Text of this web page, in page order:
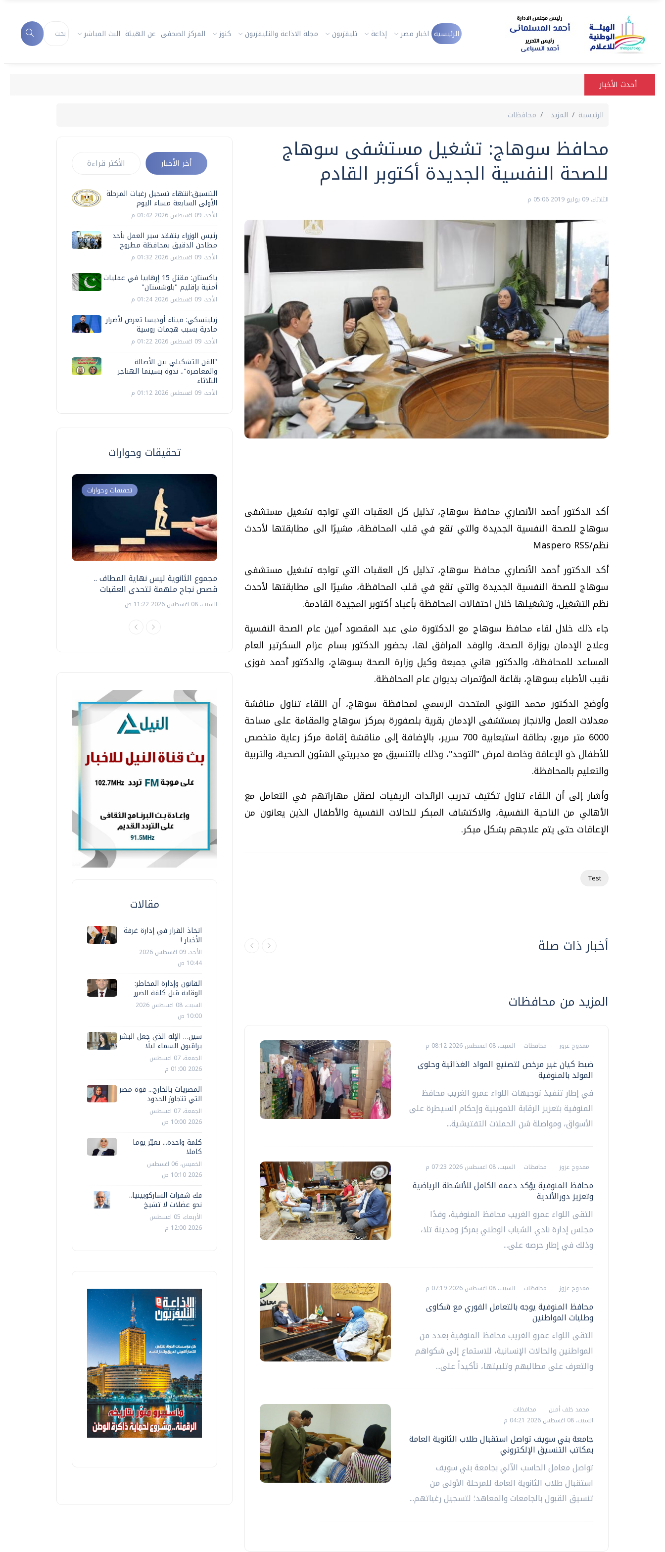
الرئيسية اخبار مصر إذاعة تليفزيون مجلة الاذاعة والتليفزيون كنوز المركز الصحفى عن الهيئة البث المباشر
أحدث الأخبار
الرئيسية المزيد محافظات
محافظ سوهاج: تشغيل مستشفى سوهاج
للصحة النفسية الجديدة أكتوبر القادم
الثلاثاء، 09 يوليو 2019 05:06 م
أكد الدكتور أحمد الأنصاري محافظ سوهاج، تذليل كل العقبات التي تواجه تشغيل مستشفى
سوهاج للصحة النفسية الجديدة والتي تقع في قلب المحافظة، مشيرًا الى مطابقتها لأحدث
نظم/Maspero RSS
أكد الدكتور أحمد الأنصاري محافظ سوهاج، تذليل كل العقبات التي تواجه تشغيل مستشفى
سوهاج للصحة النفسية الجديدة والتي تقع في قلب المحافظة، مشيرًا الى مطابقتها لأحدث
نظم التشغيل، وتشغيلها خلال احتفالات المحافظة بأعياد أكتوبر المجيدة القادمة.
جاء ذلك خلال لقاء محافظ سوهاج مع الدكتورة منى عبد المقصود أمين عام الصحة النفسية
وعلاج الإدمان بوزارة الصحة، والوفد المرافق لها، بحضور الدكتور بسام عزام السكرتير العام
المساعد للمحافظة، والدكتور هاني جميعة وكيل وزارة الصحة بسوهاج، والدكتور أحمد فوزى
نقيب الأطباء بسوهاج، بقاعة المؤتمرات بديوان عام المحافظة.
وأوضح الدكتور محمد التوني المتحدث الرسمي لمحافظة سوهاج، أن اللقاء تناول مناقشة
معدلات العمل والانجاز بمستشفى الإدمان بقرية بلصفورة بمركز سوهاج والمقامة على مساحة
6000 متر مربع، بطاقة استيعابية 700 سرير، بالإضافة إلى مناقشة إقامة مركز رعاية متخصص
للأطفال ذو الإعاقة وخاصة لمرض "التوحد"، وذلك بالتنسيق مع مديريتي الشئون الصحية، والتربية
والتعليم بالمحافظة.
وأشار إلى أن اللقاء تناول تكثيف تدريب الرائدات الريفيات لصقل مهاراتهم في التعامل مع
الأهالي من الناحية النفسية، والاكتشاف المبكر للحالات النفسية والأطفال الذين يعانون من
الإعاقات حتى يتم علاجهم بشكل مبكر.
Test
أخبار ذات صلة
المزيد من محافظات
ممدوح عزوز محافظات السبت، 08 اغسطس 2026 08:12 م
ضبط كيان غير مرخص لتصنيع المواد الغذائية وحلوى
المولد بالمنوفية
في إطار تنفيذ توجيهات اللواء عمرو الغريب محافظ
المنوفية بتعزيز الرقابة التموينية وإحكام السيطرة على
الأسواق، ومواصلة شن الحملات التفتيشية...
ممدوح عزوز محافظات السبت، 08 اغسطس 2026 07:23 م
محافظ المنوفية يؤكد دعمه الكامل للأنشطة الرياضية
وتعزيز دورالأندية
التقى اللواء عمرو الغريب محافظ المنوفية، وفدًا
مجلس إدارة نادي الشباب الوطني بمركز ومدينة تلا،
وذلك في إطار حرصه على...
ممدوح عزوز محافظات السبت، 08 اغسطس 2026 07:19 م
محافظ المنوفية يوجه بالتعامل الفوري مع شكاوى
وطلبات المواطنين
التقى اللواء عمرو الغريب محافظ المنوفية بعدد من
المواطنين والحالات الإنسانية، للاستماع إلى شكواهم
والتعرف على مطالبهم وتلبيتها، تأكيداً على...
محمد خلف أمين
محافظات
السبت، 08 اغسطس 2026 04:21 م
جامعة بني سويف تواصل استقبال طلاب الثانوية العامة
بمكاتب التنسيق الإلكتروني
تواصل معامل الحاسب الآلي بجامعة بني سويف
استقبال طلاب الثانوية العامة للمرحلة الأولى من
تنسيق القبول بالجامعات والمعاهد؛ لتسجيل رغباتهم...
أخر الأخبار الأكثر قراءة
التنسيق:انتهاء تسجيل رغبات المرحلة
الأولى السابعة مساء اليوم
الأحد، 09 اغسطس 2026 01:42 م
رئيس الوزراء يتفقد سير العمل بأحد
مطاحن الدقيق بمحافظة مطروح
الأحد، 09 اغسطس 2026 01:32 م
باكستان: مقتل 15 إرهابيا في عمليات
أمنية بإقليم "بلوشستان"
الأحد، 09 اغسطس 2026 01:24 م
زيلينسكي: ميناء أوديسا تعرض لأضرار
مادية بسبب هجمات روسية
الأحد، 09 اغسطس 2026 01:22 م
"الفن التشكيلي بين الأصالة
والمعاصرة".. ندوة بسينما الهناجر
الثلاثاء
الأحد، 09 اغسطس 2026 01:12 م
تحقيقات وحوارات
تحقيقات وحوارات
مجموع الثانوية ليس نهاية المطاف ..
قصص نجاح ملهمة تتحدى العقبات
السبت، 08 اغسطس 2026 11:22 ص
بعد إشعارات "جوجل" .. هل يمكن التنبوء
بالزلازل وكيف نتعامل معها؟
الثلاثاء، 04 اغسطس 2026 04:04 م
دليلك للتنسيق الجامعي .. تساؤلات
وإجابات
السبت، 01 اغسطس 2026 10:25 ص
فيديو.. الإعلام الرقمي.. تقنيات واعدة
وتحديات هائلة
مقالات
اتخاذ القرار في إدارة غرفة
الأخبار !
الأحد، 09 اغسطس 2026
10:44 ص
القانون وإدارة المخاطر:
الوقاية قبل كلفة الضرر
السبت، 08 اغسطس 2026
10:00 ص
سين… الإله الذي جعل البشر
يراقبون السماء ليلًا
الجمعة، 07 اغسطس
2026 01:00 م
المصريات بالخارج... قوة مصر
التي تتجاوز الحدود
الجمعة، 07 اغسطس
2026 10:00 ص
كلمة واحدة... تغيّر يوما
كاملا
الخميس، 06 اغسطس
2026 10:10 ص
فك شفرات الساركوبينيا..
نحو عضلات لا تشيخ
الأربعاء، 05 اغسطس
2026 12:00 م